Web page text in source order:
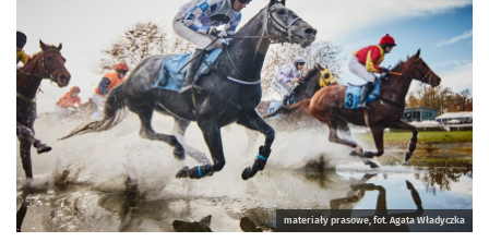
materiały prasowe, fot. Agata Władyczka